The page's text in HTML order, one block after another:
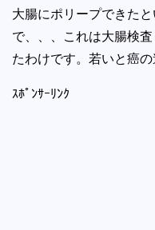
大腸にポリープできた
で、、、これは大腸検
たわけです。若いと癌の
ｽﾎﾟﾝｻｰﾘﾝｸ